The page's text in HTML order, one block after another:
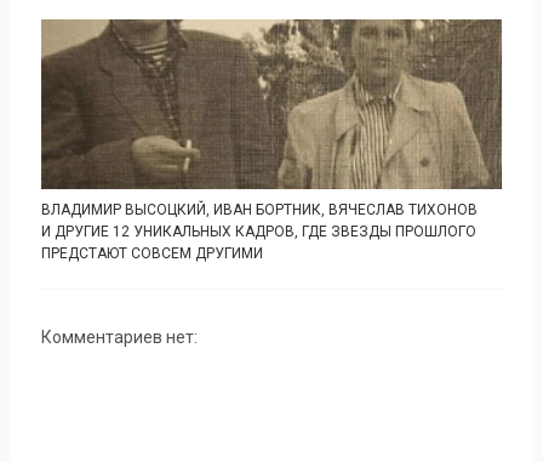
ВЛАДИМИР ВЫСОЦКИЙ, ИВАН БОРТНИК, ВЯЧЕСЛАВ ТИХОНОВ
И ДРУГИЕ 12 УНИКАЛЬНЫХ КАДРОВ, ГДЕ ЗВЕЗДЫ ПРОШЛОГО
ПРЕДСТАЮТ СОВСЕМ ДРУГИМИ
Комментариев нет: